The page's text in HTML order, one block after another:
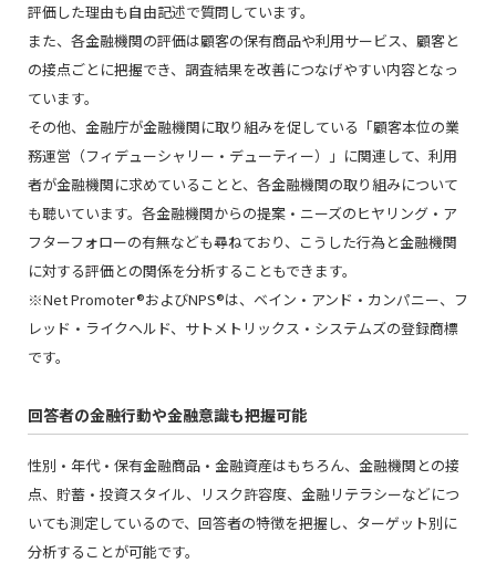
評価した理由も自由記述で質問しています。
また、各金融機関の評価は顧客の保有商品や利用サービス、顧客と
の接点ごとに把握でき、調査結果を改善につなげやすい内容となっ
ています。
その他、金融庁が金融機関に取り組みを促している「顧客本位の業
務運営（フィデューシャリー・デューティー）」に関連して、利用
者が金融機関に求めていることと、各金融機関の取り組みについて
も聴いています。各金融機関からの提案・ニーズのヒヤリング・ア
フターフォローの有無なども尋ねており、こうした行為と金融機関
に対する評価との関係を分析することもできます。
※Net Promoter®およびNPS®は、ベイン・アンド・カンパニー、フ
レッド・ライクヘルド、サトメトリックス・システムズの登録商標
です。
回答者の金融行動や金融意識も把握可能
性別・年代・保有金融商品・金融資産はもちろん、金融機関との接
点、貯蓄・投資スタイル、リスク許容度、金融リテラシーなどにつ
いても測定しているので、回答者の特徴を把握し、ターゲット別に
分析することが可能です。